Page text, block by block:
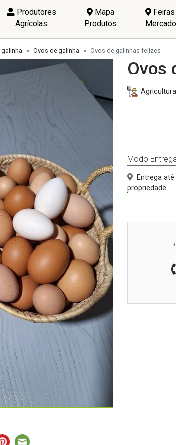
Produtores
Agrícolas
Mapa
Produtos
Feiras
Ovos de galinha Ovos de galinhas felizes
Ovos
Modo
Entrega
propriedade